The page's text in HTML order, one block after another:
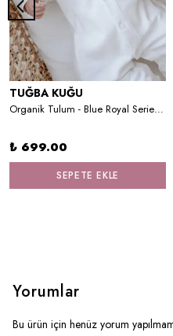
TUĞBA KUĞU
Organik Tulum - Blue Royal Series - Ö Harfi
₺ 699.00
SEPETE EKLE
Yorumlar
Bu ürün için henüz yorum